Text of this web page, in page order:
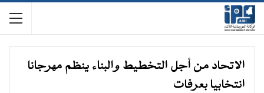
الاتحاد من أجل التخطيط والبناء ينظم مهرجانا
انتخابيا بعرفات